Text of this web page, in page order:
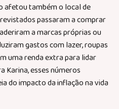
afetou também o local de
passaram a comprar
a marcas próprias ou
gastos com lazer, roupas
uma renda extra para lidar
Karina, esses números
do impacto da inflação na vida